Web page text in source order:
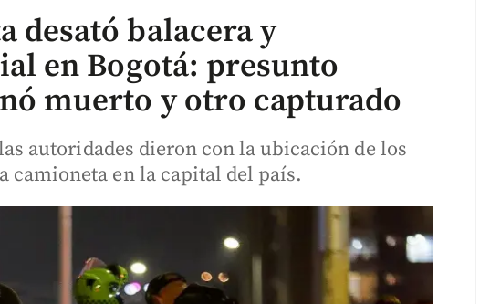
desató balacera y
en Bogotá: presunto
muerto y otro capturado
autoridades dieron con la ubicación de los
camioneta en la capital del país.